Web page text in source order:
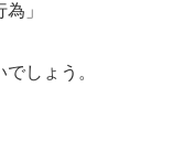
」
しょう。